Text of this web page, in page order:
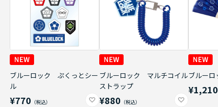
ブルーロック ぷくっとシー
ル
¥770
ブルーロック マルチコイル
ストラップ
¥880
ブルー
¥1,210